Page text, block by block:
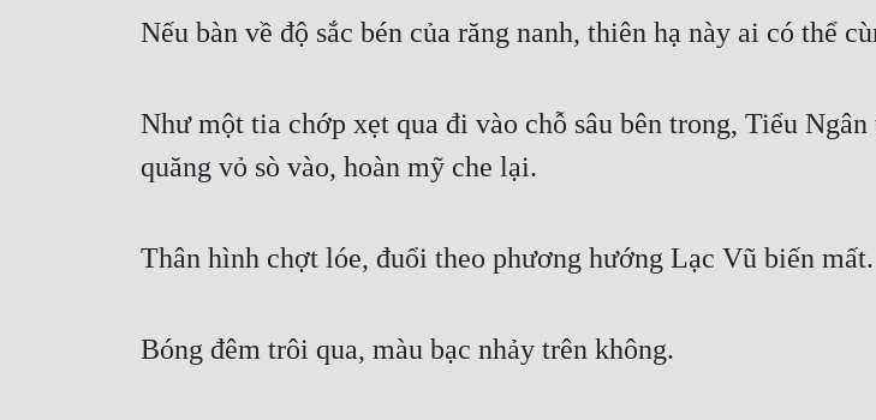
Nếu bàn về độ sắc bén của răng nanh, thiên hạ này ai có thể
Như một tia chớp xẹt qua đi vào chỗ sâu bên trong, Tiểu
quăng vỏ sò vào, hoàn mỹ che lại.
Thân hình chợt lóe, đuổi theo phương hướng Lạc Vũ biến mất.
Bóng đêm trôi qua, màu bạc nhảy trên không.